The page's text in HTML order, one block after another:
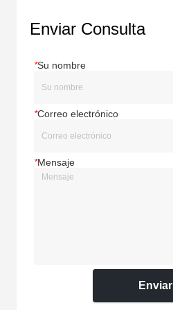
Enviar Consulta
*Su nombre
*Correo electrónico
*Mensaje
Enviar